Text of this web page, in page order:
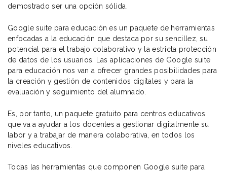
demostrado ser una opción sólida.
Google suite para educación es un paquete de herramientas
enfocadas a la educación que destaca por su sencillez, su
potencial para el trabajo colaborativo y la estricta protección
de datos de los usuarios. Las aplicaciones de Google suite
para educación nos van a ofrecer grandes posibilidades para
la creación y gestión de contenidos digitales y para la
evaluación y seguimiento del alumnado.
Es, por tanto, un paquete gratuito para centros educativos
que va a ayudar a los docentes a gestionar digitalmente su
labor y a trabajar de manera colaborativa, en todos los
niveles educativos.
Todas las herramientas que componen Google suite para